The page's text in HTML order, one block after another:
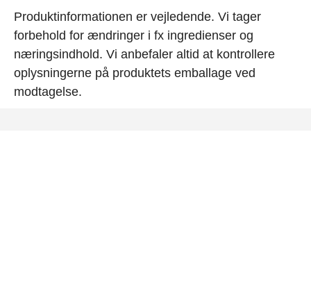
Produktinformationen er vejledende. Vi tager
forbehold for ændringer i fx ingredienser og
næringsindhold. Vi anbefaler altid at kontrollere
oplysningerne på produktets emballage ved
modtagelse.